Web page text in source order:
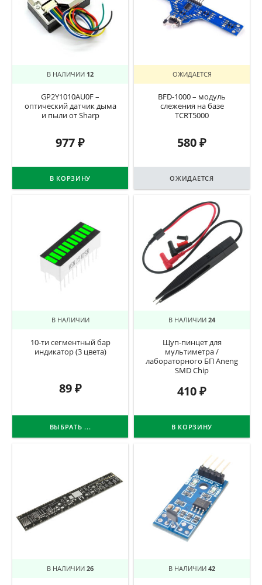
В НАЛИЧИИ 12
GP2Y1010AU0F –
оптический датчик дыма
и пыли от Sharp
977₽
В КОРЗИНУ
ОЖИДАЕТСЯ
BFD-1000 – модуль
слежения на базе
TCRT5000
580₽
ОЖИДАЕТСЯ
В НАЛИЧИИ
10-ти сегментный бар
индикатор (3 цвета)
89₽
ВЫБРАТЬ ...
В НАЛИЧИИ 24
Щуп-пинцет для
мультиметра /
лабораторного БП Aneng
SMD Chip
410₽
В КОРЗИНУ
В НАЛИЧИИ 26 В НАЛИЧИИ 42